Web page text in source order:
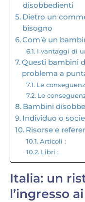
disobbedienti
Dietro un
bisogno
Com’è un
I vantaggi di
Questi bambini
problema a
Le
Le
Bambini
Individuo o
Risorse e
Articoli :
Libri :
Italia: un
l’ingresso